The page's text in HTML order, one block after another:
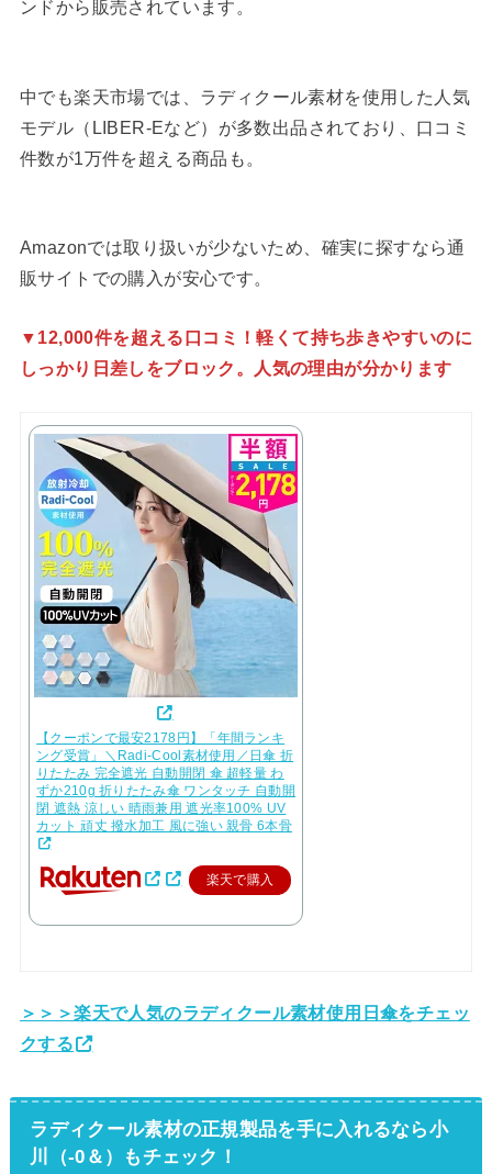
ンドから販売されています。
中でも楽天市場では、ラディクール素材を使用した人気
モデル（LIBER-Eなど）が多数出品されており、口コミ
件数が1万件を超える商品も。
Amazonでは取り扱いが少ないため、確実に探すなら通
販サイトでの購入が安心です。
▼12,000件を超える口コミ！軽くて持ち歩きやすいのに
しっかり日差しをブロック。人気の理由が分かります
【クーポンで最安2178円】「年間ランキ
ング受賞」＼Radi-Cool素材使用／日傘 折
りたたみ 完全遮光 自動開閉 傘 超軽量 わ
ずか210g 折りたたみ傘 ワンタッチ 自動開
閉 遮熱 涼しい 晴雨兼用 遮光率100% UV
カット 頑丈 撥水加工 風に強い 親骨 6本骨
楽天で購入
＞＞＞楽天で人気のラディクール素材使用日傘をチェッ
クする
ラディクール素材の正規製品を手に入れるなら小
川（-0＆）もチェック！